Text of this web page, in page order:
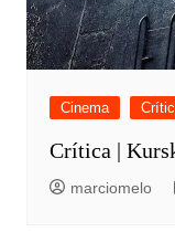
Cinema
Crítica |
marciomelo